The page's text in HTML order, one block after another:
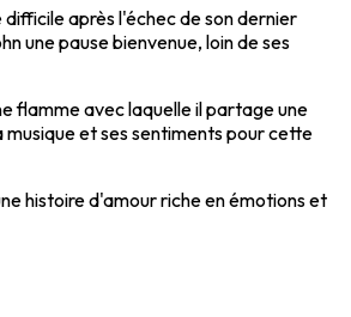
après l'échec de son dernier
une pause bienvenue, loin de ses
flamme avec laquelle il partage une
et ses sentiments pour cette
histoire d'amour riche en émotions et